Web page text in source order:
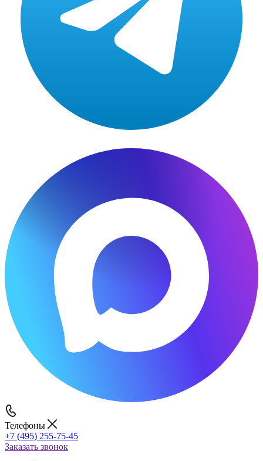
Телефоны
+7 (495) 255-75-45
Заказать звонок